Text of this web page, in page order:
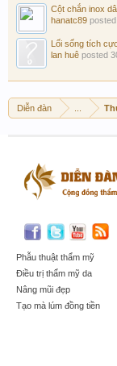
Cột chắn inox
hanatc89 posted
Lối sống tích
lan huê posted
Diễn đàn
Phẫu thuật thẩm mỹ
Điều trị thẩm mỹ da
Nâng mũi đẹp
Tạo mà lúm đồng tiền